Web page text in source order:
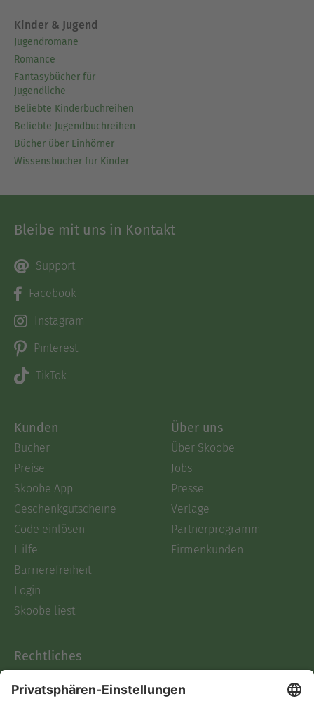
Kinder & Jugend
Jugendromane
Romance
Fantasybücher für
Jugendliche
Beliebte Kinderbuchreihen
Beliebte Jugendbuchreihen
Bücher über Einhörner
Wissensbücher für Kinder
Bleibe mit uns in Kontakt
Support
Facebook
Instagram
Pinterest
TikTok
Kunden
Bücher
Preise
Skoobe App
Geschenkgutscheine
Code einlösen
Hilfe
Barrierefreiheit
Login
Skoobe liest
Über uns
Über Skoobe
Jobs
Presse
Verlage
Partnerprogramm
Firmenkunden
Rechtliches
AGB